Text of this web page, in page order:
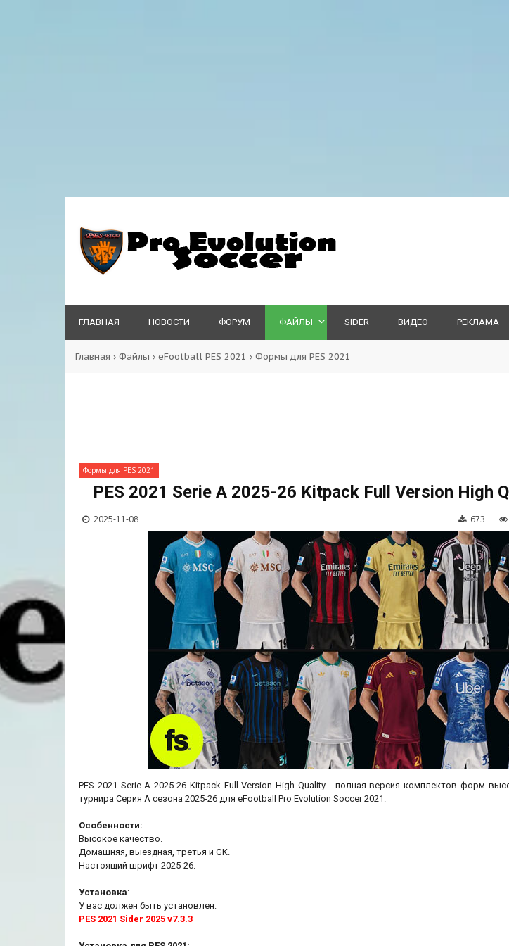
ГЛАВНАЯ НОВОСТИ ФОРУМ ФАЙЛЫ SIDER ВИДЕО РЕКЛАМА
Главная › Файлы › eFootball PES 2021 › Формы для PES 2021
Формы для PES 2021
PES 2021 Serie A 2025-26 Kitpack Full Version High
2025-11-08 673
PES 2021 Serie A 2025-26 Kitpack Full Version High Quality - полная версия комплектов форм
турнира Серия А сезона 2025-26 для eFootball Pro Evolution Soccer 2021.
Особенности:
Высокое качество.
Домашняя, выездная, третья и GK.
Настоящий шрифт 2025-26.
Установка:
У вас должен быть установлен:
PES 2021 Sider 2025 v7.3.3